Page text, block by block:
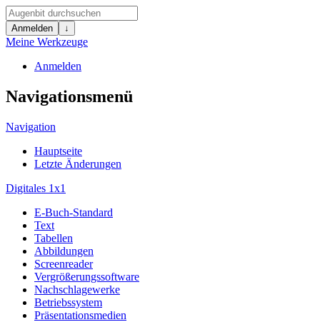
Anmelden ↓
Meine Werkzeuge
Anmelden
Navigationsmenü
Navigation
Hauptseite
Letzte Änderungen
Digitales 1x1
E-Buch-Standard
Text
Tabellen
Abbildungen
Screenreader
Vergrößerungssoftware
Nachschlagewerke
Betriebssystem
Präsentationsmedien